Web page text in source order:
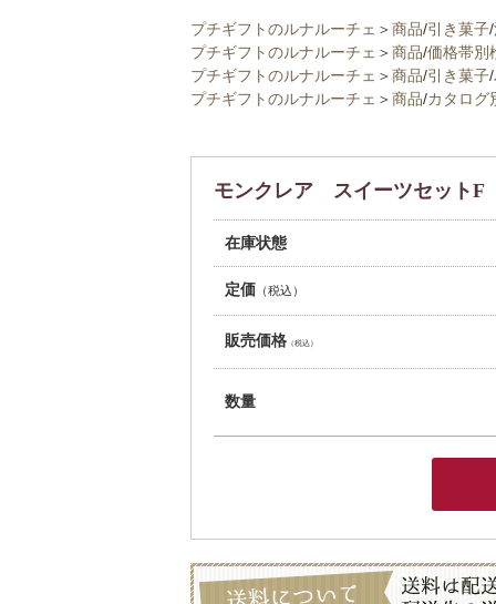
プチギフトのルナルーチェ ＞商品/引き菓子/
プチギフトのルナルーチェ ＞商品/価格帯別
プチギフトのルナルーチェ ＞商品/引き菓子/
プチギフトのルナルーチェ ＞商品/カタログ
モンクレア スイーツセットF
在庫状態
定価 （税込）
販売価格（税込）
数量